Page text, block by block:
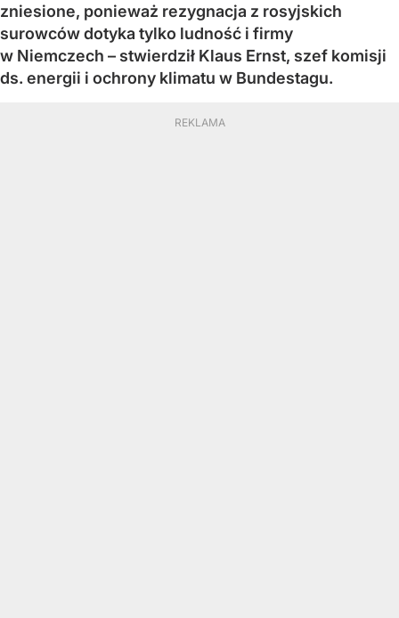
zniesione, ponieważ rezygnacja z rosyjskich
surowców dotyka tylko ludność i firmy
w Niemczech – stwierdził Klaus Ernst, szef komisji
ds. energii i ochrony klimatu w Bundestagu.